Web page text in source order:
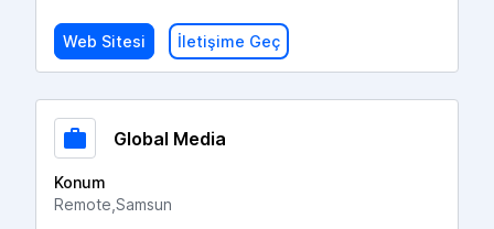
Web Sitesi İletişime Geç
Global Media
Konum
Remote,Samsun